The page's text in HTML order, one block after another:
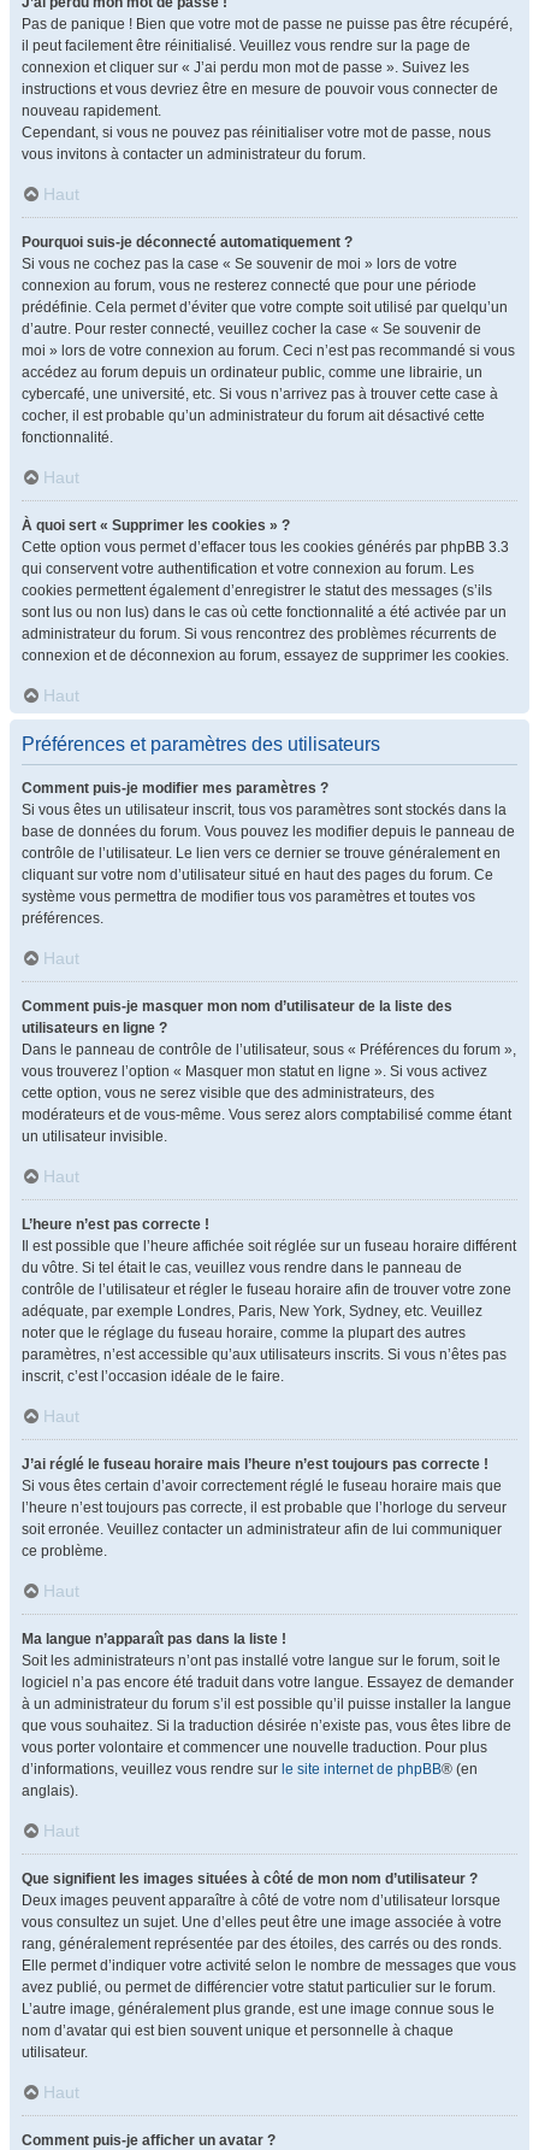
Pas de panique ! Bien que votre mot de passe ne puisse pas être récupéré,
il peut facilement être réinitialisé. Veuillez vous rendre sur la page de
connexion et cliquer sur « J’ai perdu mon mot de passe ». Suivez les
instructions et vous devriez être en mesure de pouvoir vous connecter de
nouveau rapidement.
Cependant, si vous ne pouvez pas réinitialiser votre mot de passe, nous
vous invitons à contacter un administrateur du forum.
Haut
Pourquoi suis-je déconnecté automatiquement ?
Si vous ne cochez pas la case « Se souvenir de moi » lors de votre
connexion au forum, vous ne resterez connecté que pour une période
prédéfinie. Cela permet d’éviter que votre compte soit utilisé par quelqu’un
d’autre. Pour rester connecté, veuillez cocher la case « Se souvenir de
moi » lors de votre connexion au forum. Ceci n’est pas recommandé si vous
accédez au forum depuis un ordinateur public, comme une librairie, un
cybercafé, une université, etc. Si vous n’arrivez pas à trouver cette case à
cocher, il est probable qu’un administrateur du forum ait désactivé cette
fonctionnalité.
Haut
À quoi sert « Supprimer les cookies » ?
Cette option vous permet d’effacer tous les cookies générés par phpBB 3.3
qui conservent votre authentification et votre connexion au forum. Les
cookies permettent également d’enregistrer le statut des messages (s’ils
sont lus ou non lus) dans le cas où cette fonctionnalité a été activée par un
administrateur du forum. Si vous rencontrez des problèmes récurrents de
connexion et de déconnexion au forum, essayez de supprimer les cookies.
Haut
Préférences et paramètres des utilisateurs
Comment puis-je modifier mes paramètres ?
Si vous êtes un utilisateur inscrit, tous vos paramètres sont stockés dans la
base de données du forum. Vous pouvez les modifier depuis le panneau de
contrôle de l’utilisateur. Le lien vers ce dernier se trouve généralement en
cliquant sur votre nom d’utilisateur situé en haut des pages du forum. Ce
système vous permettra de modifier tous vos paramètres et toutes vos
préférences.
Haut
Comment puis-je masquer mon nom d’utilisateur de la liste des
utilisateurs en ligne ?
Dans le panneau de contrôle de l’utilisateur, sous « Préférences du forum »,
vous trouverez l’option « Masquer mon statut en ligne ». Si vous activez
cette option, vous ne serez visible que des administrateurs, des
modérateurs et de vous-même. Vous serez alors comptabilisé comme étant
un utilisateur invisible.
Haut
L’heure n’est pas correcte !
Il est possible que l’heure affichée soit réglée sur un fuseau horaire différent
du vôtre. Si tel était le cas, veuillez vous rendre dans le panneau de
contrôle de l’utilisateur et régler le fuseau horaire afin de trouver votre zone
adéquate, par exemple Londres, Paris, New York, Sydney, etc. Veuillez
noter que le réglage du fuseau horaire, comme la plupart des autres
paramètres, n’est accessible qu’aux utilisateurs inscrits. Si vous n’êtes pas
inscrit, c’est l’occasion idéale de le faire.
Haut
J’ai réglé le fuseau horaire mais l’heure n’est toujours pas correcte !
Si vous êtes certain d’avoir correctement réglé le fuseau horaire mais que
l’heure n’est toujours pas correcte, il est probable que l’horloge du serveur
soit erronée. Veuillez contacter un administrateur afin de lui communiquer
ce problème.
Haut
Ma langue n’apparaît pas dans la liste !
Soit les administrateurs n’ont pas installé votre langue sur le forum, soit le
logiciel n’a pas encore été traduit dans votre langue. Essayez de demander
à un administrateur du forum s’il est possible qu’il puisse installer la langue
que vous souhaitez. Si la traduction désirée n’existe pas, vous êtes libre de
vous porter volontaire et commencer une nouvelle traduction. Pour plus
d’informations, veuillez vous rendre sur le site internet de phpBB® (en
anglais).
Haut
Que signifient les images situées à côté de mon nom d’utilisateur ?
Deux images peuvent apparaître à côté de votre nom d’utilisateur lorsque
vous consultez un sujet. Une d’elles peut être une image associée à votre
rang, généralement représentée par des étoiles, des carrés ou des ronds.
Elle permet d’indiquer votre activité selon le nombre de messages que vous
avez publié, ou permet de différencier votre statut particulier sur le forum.
L’autre image, généralement plus grande, est une image connue sous le
nom d’avatar qui est bien souvent unique et personnelle à chaque
utilisateur.
Haut
Comment puis-je afficher un avatar ?